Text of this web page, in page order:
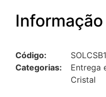
Código:
Categorias:
Entrega
Cristal